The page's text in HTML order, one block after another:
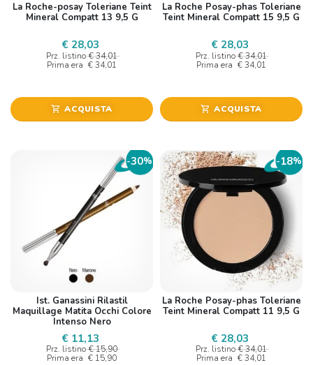
La Roche-posay Toleriane Teint
Mineral Compatt 13 9,5 G
€ 28,03
Prz. listino € 34,01
Prima era € 34,01
shopping_cart ACQUISTA
La Roche Posay-phas Toleriane
Teint Mineral Compatt 15 9,5 G
€ 28,03
Prz. listino € 34,01
Prima era € 34,01
shopping_cart ACQUISTA
-30%
Ist. Ganassini Rilastil
Maquillage Matita Occhi Colore
Intenso Nero
€ 11,13
Prz. listino € 15,90
Prima era € 15,90
-18%
La Roche Posay-phas Toleriane
Teint Mineral Compatt 11 9,5 G
€ 28,03
Prz. listino € 34,01
Prima era € 34,01